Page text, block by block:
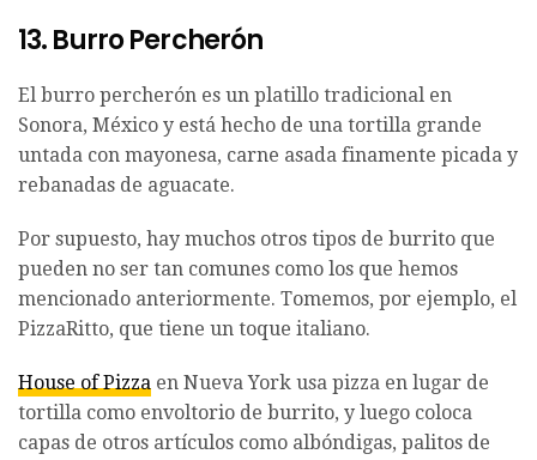
13. Burro Percherón
El burro percherón es un platillo tradicional en
Sonora, México y está hecho de una tortilla grande
untada con mayonesa, carne asada finamente picada y
rebanadas de aguacate.
Por supuesto, hay muchos otros tipos de burrito que
pueden no ser tan comunes como los que hemos
mencionado anteriormente. Tomemos, por ejemplo, el
PizzaRitto, que tiene un toque italiano.
House of Pizza en Nueva York usa pizza en lugar de
tortilla como envoltorio de burrito, y luego coloca
capas de otros artículos como albóndigas, palitos de